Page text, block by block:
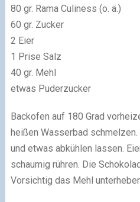
80 gr. Rama Culiness (o. ä.)
60 gr. Zucker
2 Eier
1 Prise Salz
40 gr. Mehl
etwas Puderzucker
Backofen auf 180 Grad
heißen Wasserbad
und etwas abkühlen lassen.
schaumig rühren. Die
Vorsichtig das Mehl